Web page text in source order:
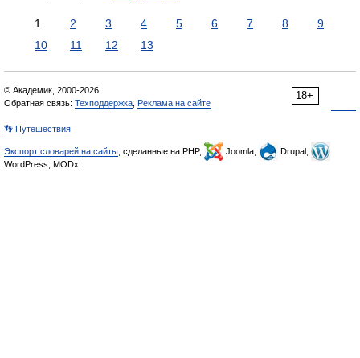
1 2 3 4 5 6 7 8
9
10
11 12 13
18+
© Академик, 2000-2026
Обратная связь: Техподдержка Реклама на сайте
👣 Путешествия
Экспорт словарей на сайты , сделанные на PHP, Joomla,
Drupal,
WordPress, MODx.